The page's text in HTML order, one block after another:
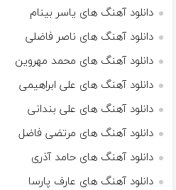
دانلود آهنگ های یاسر بینام
دانلود آهنگ های ناصر فاضلی
دانلود آهنگ های محمد مهروین
دانلود آهنگ های علی ابراهیمی
دانلود آهنگ های علی بندانی
دانلود آهنگ های مرتضی فاضل
دانلود آهنگ های حامد آذری
دانلود آهنگ های عارف پارسا